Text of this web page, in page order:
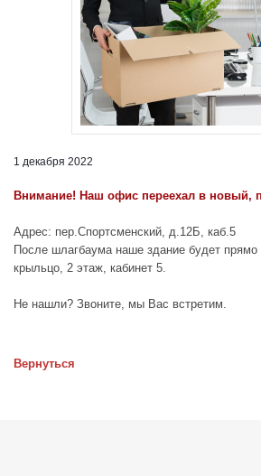
1 декабря 2022
Внимание! Наш офис переехал в новый,
Адрес: пер.Спортсменский, д.12Б, каб.5
После шлагбаума наше здание будет
крыльцо, 2 этаж, кабинет 5.
Не нашли? Звоните, мы Вас встретим.
Вернуться